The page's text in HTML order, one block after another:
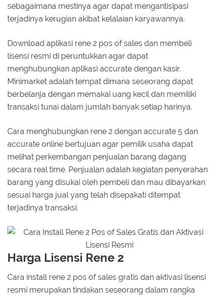
sebagaimana mestinya agar dapat mengantisipasi
terjadinya kerugian akibat kelalaian karyawannya.
Download aplikasi rene 2 pos of sales dan membeli
lisensi resmi di peruntukkan agar dapat
menghubungkan aplikasi accurate dengan kasir.
Minimarket adalah tempat dimana seseorang dapat
berbelanja dengan memakai uang kecil dan memiliki
transaksi tunai dalam jumlah banyak setiap harinya.
Cara menghubungkan rene 2 dengan accurate 5 dan
accurate online bertujuan agar pemilik usaha dapat
melihat perkembangan penjualan barang dagang
secara real time. Penjualan adalah kegiatan penyerahan
barang yang disukai oleh pembeli dan mau dibayarkan
sesuai harga jual yang telah disepakati ditempat
terjadinya transaksi.
Harga Lisensi Rene 2
Cara install rene 2 pos of sales gratis dan aktivasi lisensi
resmi merupakan tindakan seseorang dalam rangka